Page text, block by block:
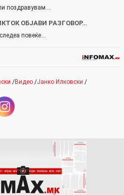
поздравувам…
ОБЈАВИ РАЗГОВОР…
повеќе…
/Видео /Јанко Илковски /